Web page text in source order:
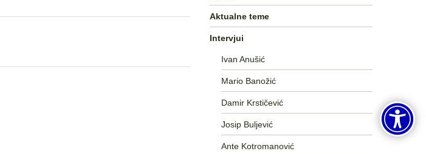
Aktualne teme
Intervjui
Ivan Anušić
Mario Banožić
Damir Krstičević
Josip Buljević
Ante Kotromanović